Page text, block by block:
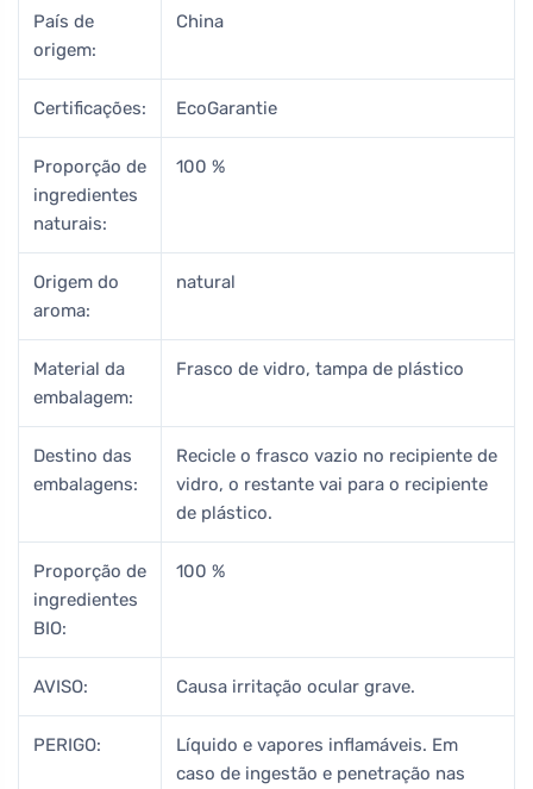
País de
origem:
China
Certificações: EcoGarantie
Proporção de
ingredientes
naturais:
100 %
Origem do
aroma:
natural
Material da
embalagem:
Frasco de vidro, tampa de plástico
Destino das
embalagens:
Recicle o frasco vazio no recipiente de
vidro, o restante vai para o recipiente
de plástico.
Proporção de
ingredientes
BIO:
100 %
AVISO: Causa irritação ocular grave.
PERIGO:
Líquido e vapores inflamáveis. Em
caso de ingestão e penetração nas